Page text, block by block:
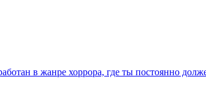
в жанре хоррора, где ты постоянно